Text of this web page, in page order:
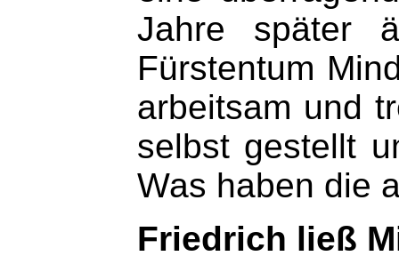
Jahre später
Fürstentum
arbeitsam und
selbst gestellt
Was haben die
Friedrich ließ